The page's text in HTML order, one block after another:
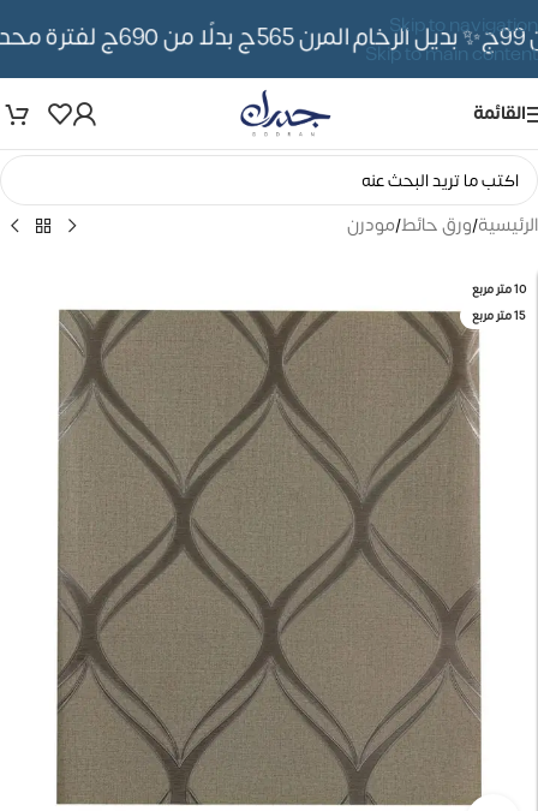
Skip to navigation
Skip to main content
✨ بديل الرخام المرن 565ج بدلًا من 690ج لفترة محدوده
القائمة
الرئيسية/ورق حائط/مودرن
10 متر مربع
15 متر مربع